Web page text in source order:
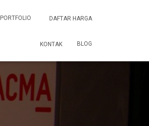
PORTFOLIO DAFTAR HARGA
KONTAK BLOG